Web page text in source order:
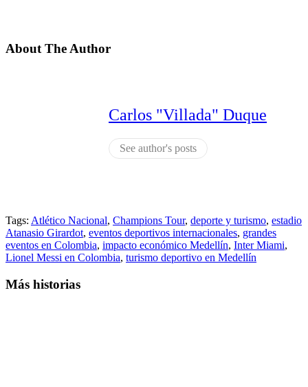
About The Author
Carlos "Villada" Duque
See author's posts
Tags: Atlético Nacional, Champions Tour, deporte y turismo, estadio
Atanasio Girardot, eventos deportivos internacionales, grandes
eventos en Colombia, impacto económico Medellín, Inter Miami,
Lionel Messi en Colombia, turismo deportivo en Medellín
Más historias